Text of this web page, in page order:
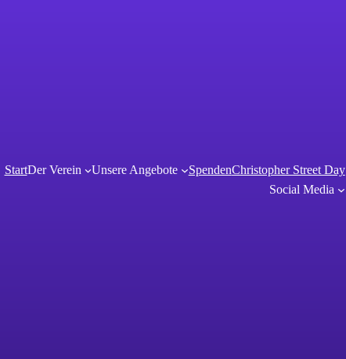
StartDer Verein Unsere Angebote SpendenChristopher Street Day
Social Media